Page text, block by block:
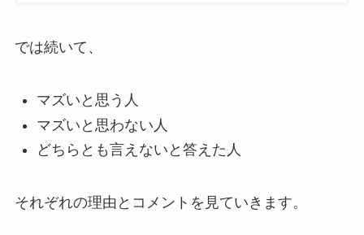
では続いて、
マズいと思う人
マズいと思わない人
どちらとも言えないと答えた人
それぞれの理由とコメントを見ていきます。